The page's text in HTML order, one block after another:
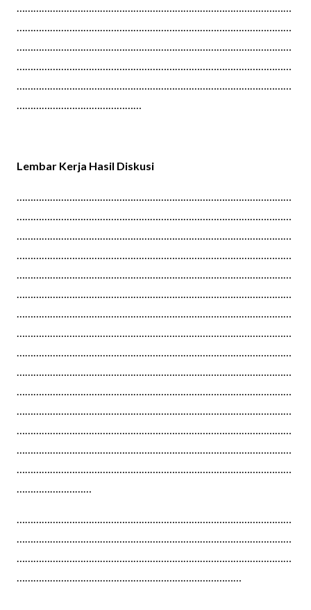
………………………………………………………………………………………
………………………………………………………………………………………
………………………………………………………………………………………
………………………………………………………………………………………
………………………………………………………………………………………
………………………………………
Lembar Kerja Hasil Diskusi
………………………………………………………………………………………
………………………………………………………………………………………
………………………………………………………………………………………
………………………………………………………………………………………
………………………………………………………………………………………
………………………………………………………………………………………
………………………………………………………………………………………
………………………………………………………………………………………
………………………………………………………………………………………
………………………………………………………………………………………
………………………………………………………………………………………
………………………………………………………………………………………
………………………………………………………………………………………
………………………………………………………………………………………
………………………………………………………………………………………
………………………
………………………………………………………………………………………
………………………………………………………………………………………
………………………………………………………………………………………
………………………………………………………………………